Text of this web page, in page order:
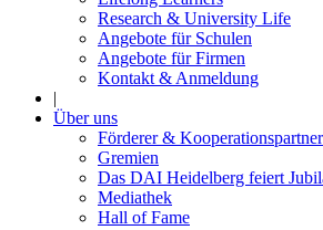
Research & University Life
Angebote für Schulen
Angebote für Firmen
Kontakt & Anmeldung
|
Über uns
Förderer & Kooperationspartner
Gremien
Das DAI Heidelberg feiert
Mediathek
Hall of Fame